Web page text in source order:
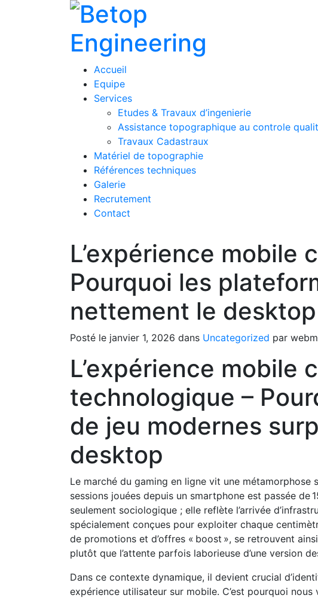
Accueil
Equipe
Services
Etudes & Travaux d’ingenierie
Assistance topographique au controle
Travaux Cadastraux
Matériel de topographie
Références techniques
Galerie
Recrutement
Contact
L’expérience mobile
Pourquoi les
nettement le desktop
Posté le janvier 1, 2026 dans Uncategorized par
L’expérience mobile
technologique –
de jeu modernes
desktop
Le marché du gaming en ligne vit une métamorphose
sessions jouées depuis un smartphone est passée de
seulement sociologique ; elle reflète l’arrivée
spécialement conçues pour exploiter chaque
de promotions et d’offres « boost », se retrouvent
plutôt que l’attente parfois laborieuse d’une version
Dans ce contexte dynamique, il devient crucial
expérience utilisateur sur mobile. C’est pourquoi